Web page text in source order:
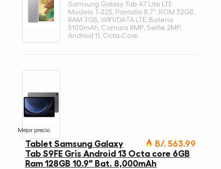
Samsung Galaxy Tab A7 Lite LTE
Modelo T-225, Pantalla 8.7", ROM 32GB,
RAM 3GB, WIFI/DATA LTE, Bateria
5100mAh, Camara 8MP, Selfie 2MP,
Android 11, Octa-Core.
Mejor precio
B/. 563.99
Tablet Samsung Galaxy
Tab S9FE Gris Android 13 Octa core 6GB
Ram 128GB 10.9" Bat. 8,000mAh